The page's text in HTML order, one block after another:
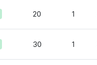
20 1
30 1